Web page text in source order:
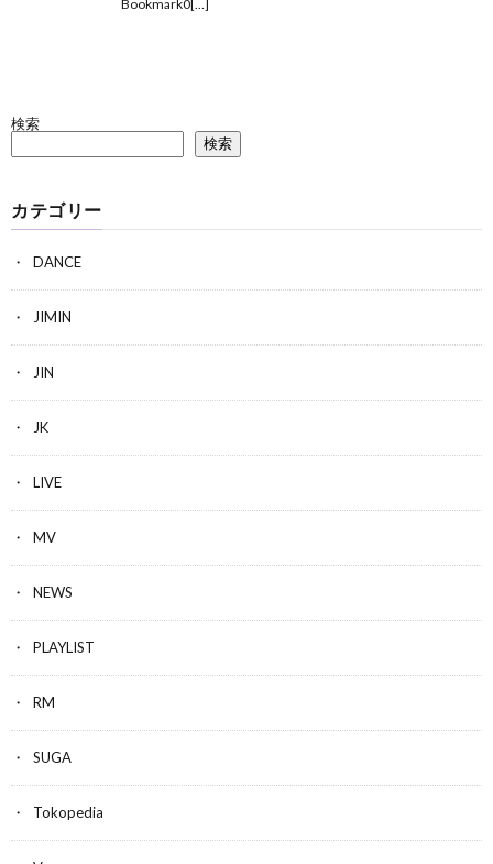
Bookmark0[…]
検索
検索
カテゴリー
DANCE
JIMIN
JIN
JK
LIVE
MV
NEWS
PLAYLIST
RM
SUGA
Tokopedia